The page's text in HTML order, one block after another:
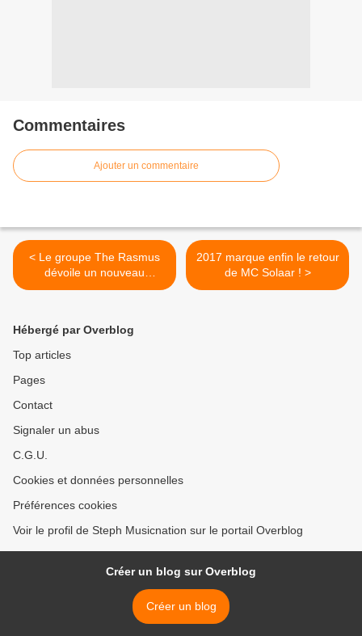
Commentaires
Ajouter un commentaire
< Le groupe The Rasmus
dévoile un nouveau
morceau !
2017 marque enfin le retour
de MC Solaar ! >
Hébergé par Overblog
Top articles
Pages
Contact
Signaler un abus
C.G.U.
Cookies et données personnelles
Préférences cookies
Voir le profil de Steph Musicnation sur le portail Overblog
Créer un blog sur Overblog
Créer un blog